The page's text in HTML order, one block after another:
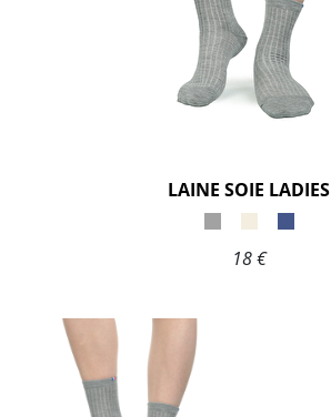
LAINE SOIE LADIES
18 €